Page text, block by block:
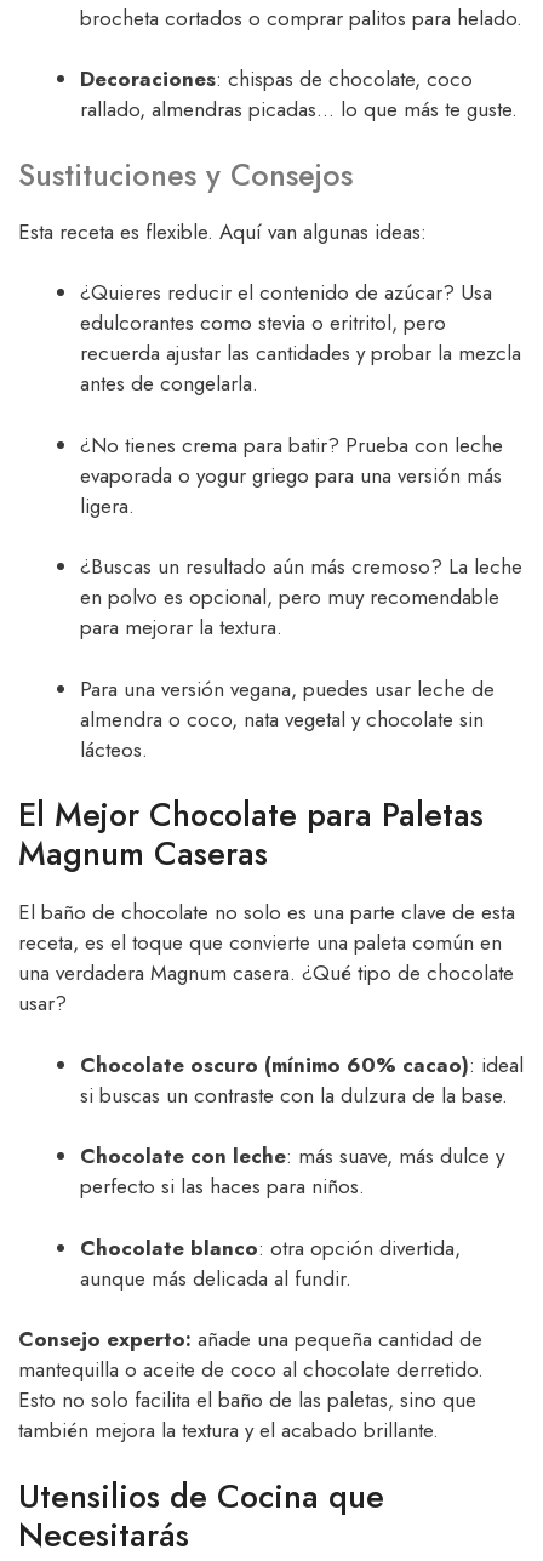
brocheta cortados o comprar palitos para helado.
Decoraciones: chispas de chocolate, coco
rallado, almendras picadas… lo que más te guste.
Sustituciones y Consejos
Esta receta es flexible. Aquí van algunas ideas:
¿Quieres reducir el contenido de azúcar? Usa
edulcorantes como stevia o eritritol, pero
recuerda ajustar las cantidades y probar la mezcla
antes de congelarla.
¿No tienes crema para batir? Prueba con leche
evaporada o yogur griego para una versión más
ligera.
¿Buscas un resultado aún más cremoso? La leche
en polvo es opcional, pero muy recomendable
para mejorar la textura.
Para una versión vegana, puedes usar leche de
almendra o coco, nata vegetal y chocolate sin
lácteos.
El Mejor Chocolate para Paletas
Magnum Caseras
El baño de chocolate no solo es una parte clave de esta
receta, es el toque que convierte una paleta común en
una verdadera Magnum casera. ¿Qué tipo de chocolate
usar?
Chocolate oscuro (mínimo 60% cacao): ideal
si buscas un contraste con la dulzura de la base.
Chocolate con leche: más suave, más dulce y
perfecto si las haces para niños.
Chocolate blanco: otra opción divertida,
aunque más delicada al fundir.
Consejo experto: añade una pequeña cantidad de
mantequilla o aceite de coco al chocolate derretido.
Esto no solo facilita el baño de las paletas, sino que
también mejora la textura y el acabado brillante.
Utensilios de Cocina que
Necesitarás